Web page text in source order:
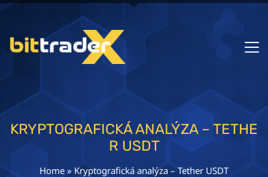
KRYPTOGRAFICKÁ ANALÝZA – TETHE
R USDT
Home »Kryptografická analýza – Tether USDT